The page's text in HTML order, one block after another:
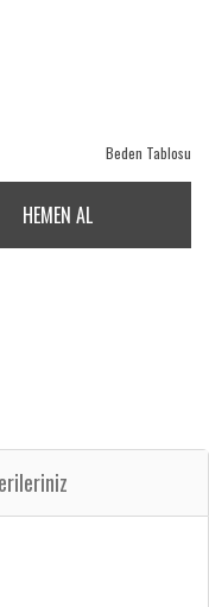
Beden Tablosu
HEMEN AL